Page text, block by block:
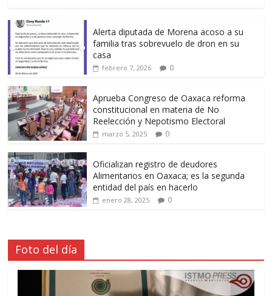
Alerta diputada de Morena acoso a su
familia tras sobrevuelo de dron en su
casa
febrero 7, 2026 0
Aprueba Congreso de Oaxaca reforma
constitucional en materia de No
Reelección y Nepotismo Electoral
marzo 5, 2025 0
Oficializan registro de deudores
Alimentarios en Oaxaca; es la segunda
entidad del país en hacerlo
enero 28, 2025 0
Foto del día